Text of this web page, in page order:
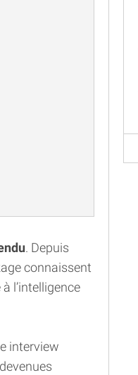
. Depuis
connaissent
l’intelligence
interview